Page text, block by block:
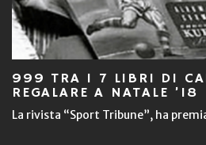
999 TRA I 7 LIBRI DI
REGALARE A NATALE ’18
La rivista “Sport Tribune”, ha